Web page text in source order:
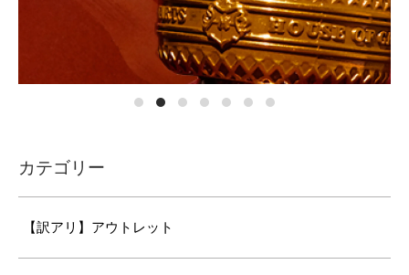
カテゴリー
【訳アリ】アウトレット